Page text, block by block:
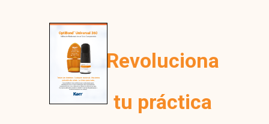
Revoluciona
tu práctica